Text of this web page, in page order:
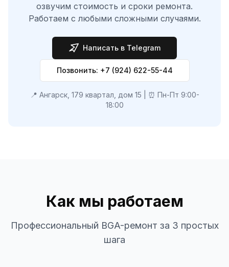
озвучим стоимость и сроки ремонта.
Работаем с любыми сложными случаями.
Написать в Telegram
Позвонить: +7 (924) 622-55-44
📍 Ангарск, 179 квартал, дом 15 | ⏰ Пн-Пт 9:00-
18:00
Как мы работаем
Профессиональный BGA-ремонт за 3 простых
шага